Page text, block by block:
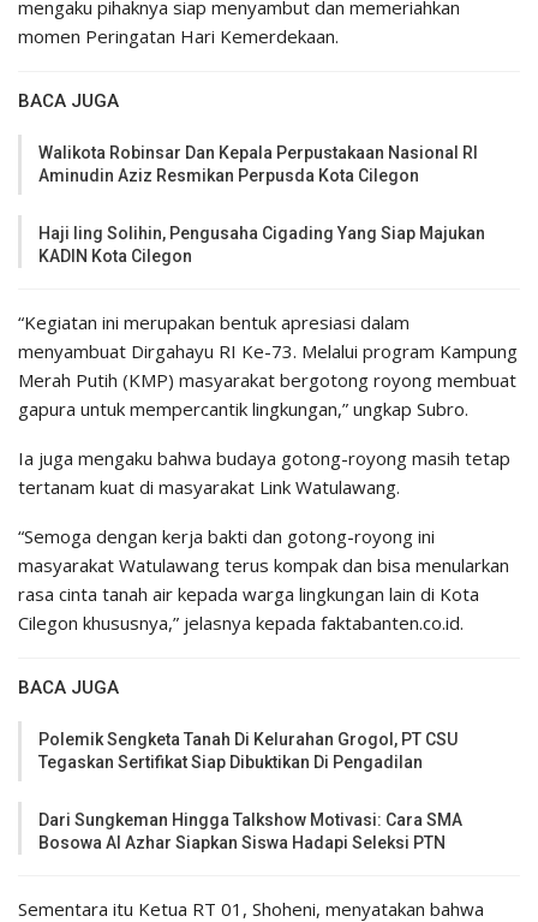
mengaku pihaknya siap menyambut dan memeriahkan
momen Peringatan Hari Kemerdekaan.
BACA JUGA
Walikota Robinsar Dan Kepala Perpustakaan Nasional RI
Aminudin Aziz Resmikan Perpusda Kota Cilegon
Haji Iing Solihin, Pengusaha Cigading Yang Siap Majukan
KADIN Kota Cilegon
“Kegiatan ini merupakan bentuk apresiasi dalam
menyambuat Dirgahayu RI Ke-73. Melalui program Kampung
Merah Putih (KMP) masyarakat bergotong royong membuat
gapura untuk mempercantik lingkungan,” ungkap Subro.
Ia juga mengaku bahwa budaya gotong-royong masih tetap
tertanam kuat di masyarakat Link Watulawang.
“Semoga dengan kerja bakti dan gotong-royong ini
masyarakat Watulawang terus kompak dan bisa menularkan
rasa cinta tanah air kepada warga lingkungan lain di Kota
Cilegon khususnya,” jelasnya kepada faktabanten.co.id.
BACA JUGA
Polemik Sengketa Tanah Di Kelurahan Grogol, PT CSU
Tegaskan Sertifikat Siap Dibuktikan Di Pengadilan
Dari Sungkeman Hingga Talkshow Motivasi: Cara SMA
Bosowa Al Azhar Siapkan Siswa Hadapi Seleksi PTN
Sementara itu Ketua RT 01, Shoheni, menyatakan bahwa